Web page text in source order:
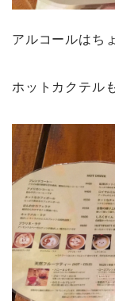
アルコールはち
ホットカクテル